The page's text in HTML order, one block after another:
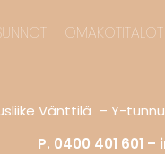
OMAKOTITALOT
Vänttilä – Y-
P. 0400 401 601 –